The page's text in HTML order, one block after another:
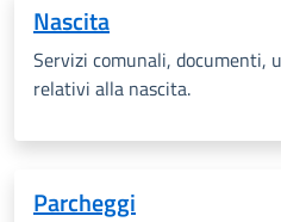
Nascita
Servizi comunali, documenti,
relativi alla nascita.
Parcheggi